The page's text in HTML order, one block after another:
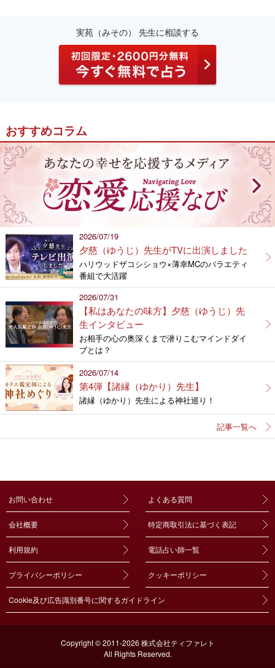
実苑（みその） 先生に相談する
おすすめコラム
2026/07/19
夕慈（ゆうじ）先生がTVに出演しました
ハリウッドザコシショウ×薄幸MCのバラエティ
番組で大活躍
2026/07/31
【私はあなたの味方】夕慈（ゆうじ）先
生インタビュー
お相手の心の奥深くまで潜りこむマインドダイ
ブとは？
2026/07/14
第4弾【諸縁（ゆかり）先生】
諸縁（ゆかり）先生による神社巡り！
記事一覧へ
お問い合わせ よくある質問
会社概要 特定商取引法に基づく表記
利用規約 電話占い師一覧
プライバシーポリシー クッキーポリシー
Cookie及び広告識別番号に関するガイドライン
Copyright © 2011-2026 株式会社ティファレト
All Rights Reserved.